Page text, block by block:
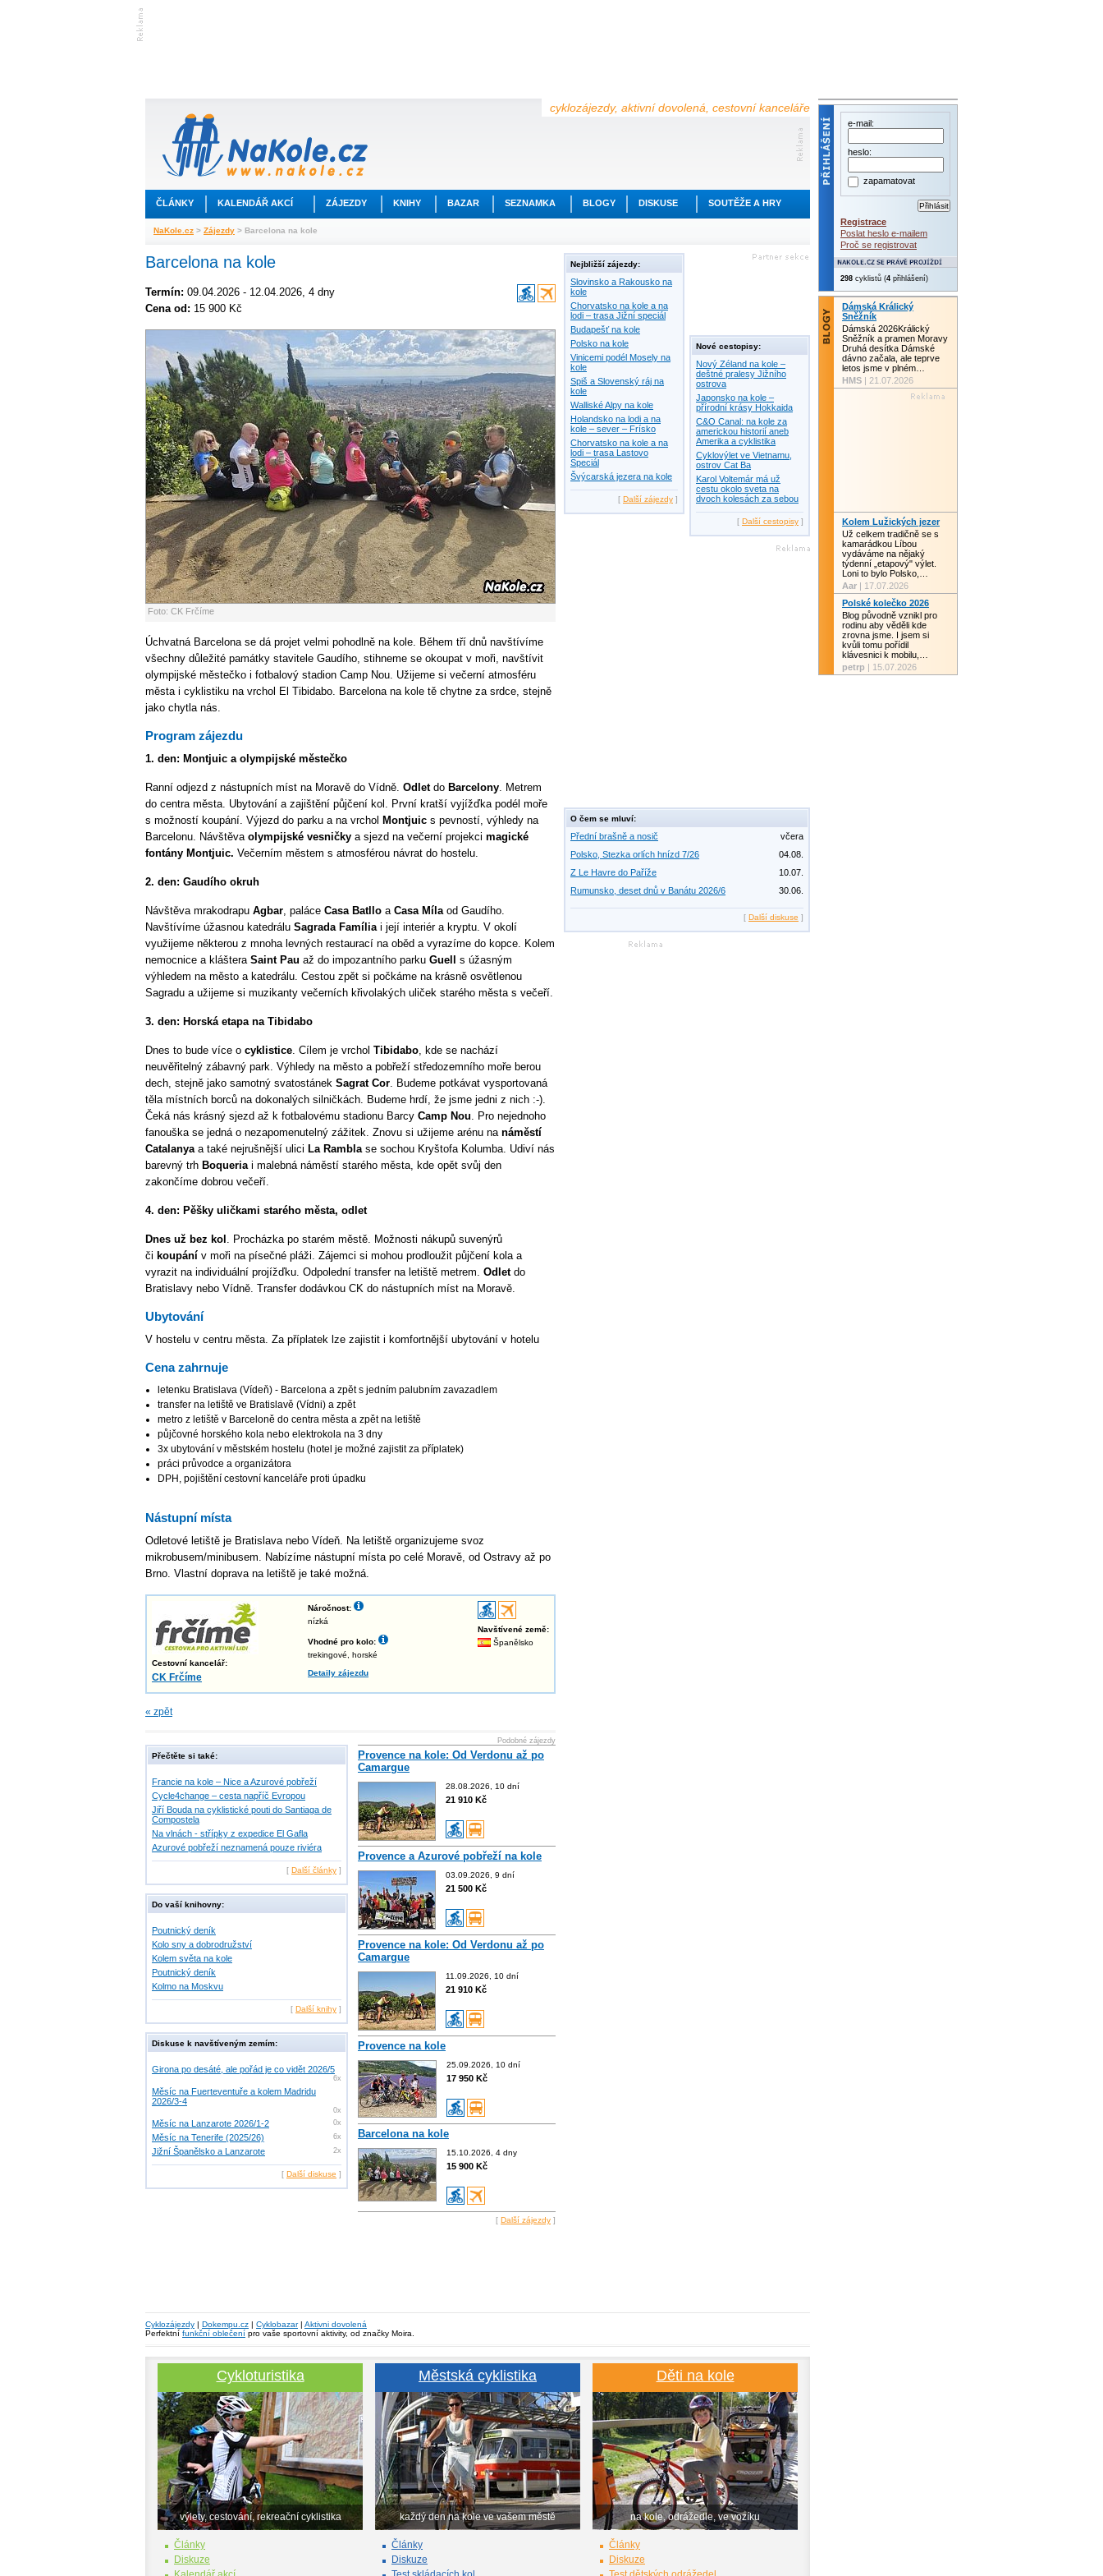
cyklozájezdy, aktivní dovolená, cestovní kanceláře
ČLÁNKY KALENDÁŘ AKCÍ ZÁJEZDY KNIHY BAZAR SEZNAMKA BLOGY DISKUSE SOUTĚŽE A HRY
NaKole.cz > Zájezdy > Barcelona na kole
Barcelona na kole
Termín: 09.04.2026 - 12.04.2026, 4 dny
Cena od: 15 900 Kč
Foto: CK Frčíme
Úchvatná Barcelona se dá projet velmi pohodlně na kole. Během tří dnů navštívíme
všechny důležité památky stavitele Gaudího, stihneme se okoupat v moři, navštívit
olympijské městečko i fotbalový stadion Camp Nou. Užijeme si večerní atmosféru
města i cyklistiku na vrchol El Tibidabo. Barcelona na kole tě chytne za srdce, stejně
jako chytla nás.
Program zájezdu
1. den: Montjuic a olympijské městečko
Ranní odjezd z nástupních míst na Moravě do Vídně. Odletdo Barcelony. Metrem
do centra města. Ubytování a zajištění půjčení kol. První kratší vyjížďka podél moře
s možností koupání. Výjezd do parku a na vrchol Montjuic s pevností, výhledy na
Barcelonu. Návštěva olympijské vesničky a sjezd na večerní projekci magické
fontány Montjuic. Večerním městem s atmosférou návrat do hostelu.
2. den: Gaudího okruh
Návštěva mrakodrapu Agbar, paláce Casa Batllo a Casa Mílaod Gaudího.
Navštívíme úžasnou katedrálu Sagrada Famíliai její interiér a kryptu. V okolí
využijeme některou z mnoha levných restaurací na oběd a vyrazíme do kopce. Kolem
nemocnice a kláštera Saint Pau až do impozantního parku Guell
s úžasným
výhledem na město a katedrálu. Cestou zpět si počkáme na krásně osvětlenou
Sagradu a užijeme si muzikanty večerních křivolakých uliček starého města s večeří.
3. den: Horská etapa na Tibidabo
Dnes to bude více o cyklistice. Cílem je vrchol Tibidabo, kde se nachází
neuvěřitelný zábavný park. Výhledy na město a pobřeží středozemního moře berou
dech, stejně jako samotný svatostánek Sagrat Cor. Budeme potkávat vysportovaná
těla místních borců na dokonalých silničkách. Budeme hrdí, že jsme jedni z nich :-).
Čeká nás krásný sjezd až k fotbalovému stadionu Barcy Camp Nou. Pro nejednoho
fanouška se jedná o nezapomenutelný zážitek. Znovu si užijeme arénu na náměstí
Catalanyaa také nejrušnější ulici La Ramblase sochou Kryštofa Kolumba. Udiví nás
barevný trh Boqueriai malebná náměstí starého města, kde opět svůj den
zakončíme dobrou večeří.
4. den: Pěšky uličkami starého města, odlet
Dnes už bez kol . Procházka po starém městě. Možnosti nákupů suvenýrů
či koupání v moři na písečné pláži. Zájemci si mohou prodloužit půjčení kola a
vyrazit na individuální projížďku. Odpolední transfer na letiště metrem. Odletdo
Bratislavy nebo Vídně. Transfer dodávkou CK do nástupních míst na Moravě.
Ubytování
V hostelu v centru města. Za příplatek lze zajistit i komfortnější ubytování v hotelu
Cena zahrnuje
letenku Bratislava (Vídeň) - Barcelona a zpět s jedním palubním zavazadlem
transfer na letiště ve Bratislavě (Vídni) a zpět
metro z letiště v Barceloně do centra města a zpět na letiště
půjčovné horského kola nebo elektrokola na 3 dny
3x ubytování v městském hostelu (hotel je možné zajistit za příplatek)
práci průvodce a organizátora
DPH, pojištění cestovní kanceláře proti úpadku
Nástupní místa
Odletové letiště je Bratislava nebo Vídeň. Na letiště organizujeme svoz
mikrobusem/minibusem. Nabízíme nástupní místa po celé Moravě, od Ostravy až po
Brno. Vlastní doprava na letiště je také možná.
Cestovní kancelář:
CK Frčíme
Náročnost:
nízká
Vhodné pro kolo:
trekingové, horské
Detaily zájezdu
Navštívené země:
Španělsko
« zpět
Přečtěte si také:
Francie na kole – Nice a Azurové pobřeží
Cycle4change – cesta napříč Evropou
Jiří Bouda na cyklistické pouti do Santiaga de
Compostela
Na vlnách - střípky z expedice El Gafla
Azurové pobřeží neznamená pouze riviéra
[ Další články ]
Do vaší knihovny:
Poutnický deník
Kolo sny a dobrodružství
Kolem světa na kole
Poutnický deník
Kolmo na Moskvu
[ Další knihy ]
Diskuse k navštíveným zemím:
Girona po desáté, ale pořád je co vidět 2026/5
6x
Měsíc na Fuerteventuře a kolem Madridu
2026/3-4
0x
Měsíc na Lanzarote 2026/1-2 0x
Měsíc na Tenerife (2025/26) 6x
Jižní Španělsko a Lanzarote 2x
[ Další diskuse ]
Podobné zájezdy
Provence na kole: Od Verdonu až po
Camargue
28.08.2026, 10 dní
21 910 Kč
Provence a Azurové pobřeží na kole
03.09.2026, 9 dní
21 500 Kč
Provence na kole: Od Verdonu až po
Camargue
11.09.2026, 10 dní
21 910 Kč
Provence na kole
25.09.2026, 10 dní
17 950 Kč
Barcelona na kole
15.10.2026, 4 dny
15 900 Kč
[ Další zájezdy ]
Nejbližší zájezdy:
Slovinsko a Rakousko na
kole
Chorvatsko na kole a na
lodi – trasa Jižní speciál
Budapešť na kole
Polsko na kole
Vinicemi podél Mosely na
kole
Spiš a Slovenský ráj na
kole
Walliské Alpy na kole
Holandsko na lodi a na
kole – sever – Frísko
Chorvatsko na kole a na
lodi – trasa Lastovo
Speciál
Švýcarská jezera na kole
[ Další zájezdy ]
Nové cestopisy:
Nový Zéland na kole –
deštné pralesy Jižního
ostrova
Japonsko na kole –
přírodní krásy Hokkaida
C&O Canal: na kole za
americkou historií aneb
Amerika a cyklistika
Cyklovýlet ve Vietnamu,
ostrov Cat Ba
Karol Voltemár má už
cestu okolo sveta na
dvoch kolesách za sebou
[ Další cestopisy ]
O čem se mluví:
Přední brašně a nosič
včera
Polsko, Stezka orlích hnízd 7/26
04.08.
Z Le Havre do Paříže
10.07.
Rumunsko, deset dnů v Banátu 2026/6
30.06.
[ Další diskuse ]
Cyklozájezdy | Dokempu.cz | Cyklobazar| Aktivni dovolená
Perfektní funkční oblečení pro vaše sportovní aktivity, od značky Moira.
Cykloturistika
výlety, cestování, rekreační cyklistika
Články
Diskuze
Městská cyklistika
každý den na kole ve vašem městě
Články
Diskuze
Děti na kole
na kole, odrážedle, ve vozíku
Články
Diskuze
e-mail:
heslo:
zapamatovat
Registrace
Poslat heslo e-mailem
Proč se registrovat
298 cyklistů (4 přihlášení)
Dámská Králický
Sněžník
Dámská 2026Králický
Sněžník a pramen Moravy
Druhá desítka Dámské
dávno začala, ale teprve
letos jsme v plném…
HMS | 21.07.2026
Kolem Lužických jezer
Už celkem tradičně se s
kamarádkou Líbou
vydáváme na nějaký
týdenní „etapový" výlet.
Loni to bylo Polsko,…
Aar | 17.07.2026
Polské kolečko 2026
Blog původně vznikl pro
rodinu aby věděli kde
zrovna jsme. I jsem si
kvůli tomu pořídil
klávesnici k mobilu,…
petrp | 15.07.2026